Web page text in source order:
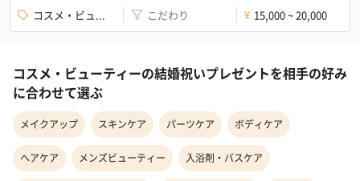
コスメ・ビュ... こだわり ¥ 15,000 ~ 20,000
コスメ・ビューティーの結婚祝いプレゼントを相手の好み
に合わせて選ぶ
メイクアップ スキンケア パーツケア ボディケア
ヘアケア メンズビューティー 入浴剤・バスケア